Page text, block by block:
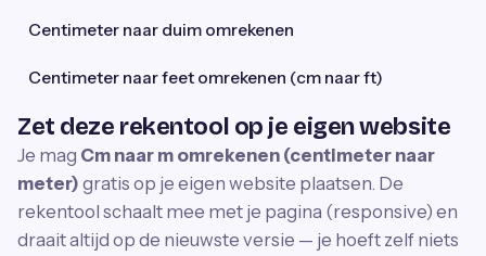
Centimeter naar duim omrekenen
Centimeter naar feet omrekenen (cm naar ft)
Zet deze rekentool op je eigen website
Je mag Cm naar m omrekenen (centimeter naar
meter) gratis op je eigen website plaatsen. De
rekentool schaalt mee met je pagina (responsive) en
draait altijd op de nieuwste versie — je hoeft zelf niets